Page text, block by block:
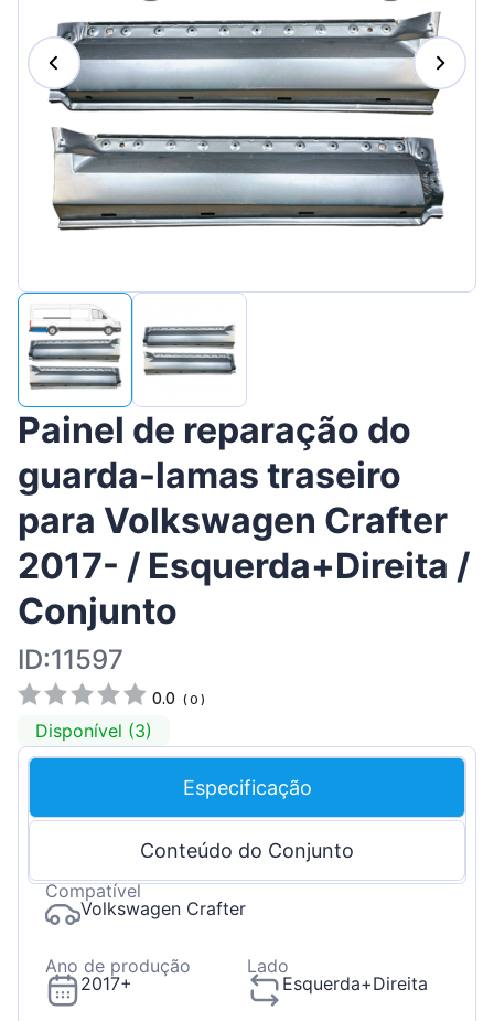
Magyar
Lietuvių
Hrvatski
Slovenian
Latvian
Slovenčina
Painel de reparação do
guarda-lamas traseiro
para Volkswagen Crafter
2017- / Esquerda+Direita /
Conjunto
ID:11597
0.0 (0 )
Disponível (3)
Especificação
Conteúdo do Conjunto
Compatível
Volkswagen Crafter
Ano de produção
2017+
Lado
Esquerda+Direita